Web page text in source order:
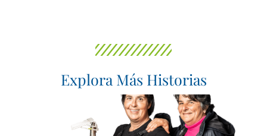
Explora Más Historias